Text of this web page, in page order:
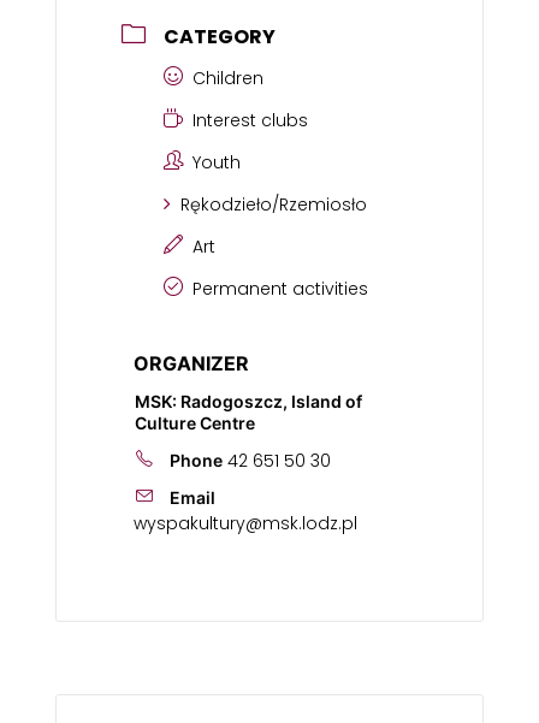
CATEGORY
Children
Interest clubs
Youth
Rękodzieło/Rzemiosło
Art
Permanent activities
ORGANIZER
MSK: Radogoszcz, Island of
Culture Centre
Phone 42 651 50 30
Email
wyspakultury@msk.lodz.pl